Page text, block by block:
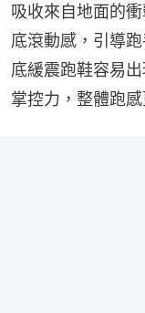
吸收來自地面的
底滾動感，引導
底緩震跑鞋容易
掌控力，整體跑感